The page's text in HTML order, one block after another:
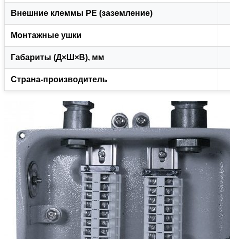
Внешние клеммы РЕ (заземление)
Монтажные ушки
Габариты (Д×Ш×В), мм
Страна-производитель